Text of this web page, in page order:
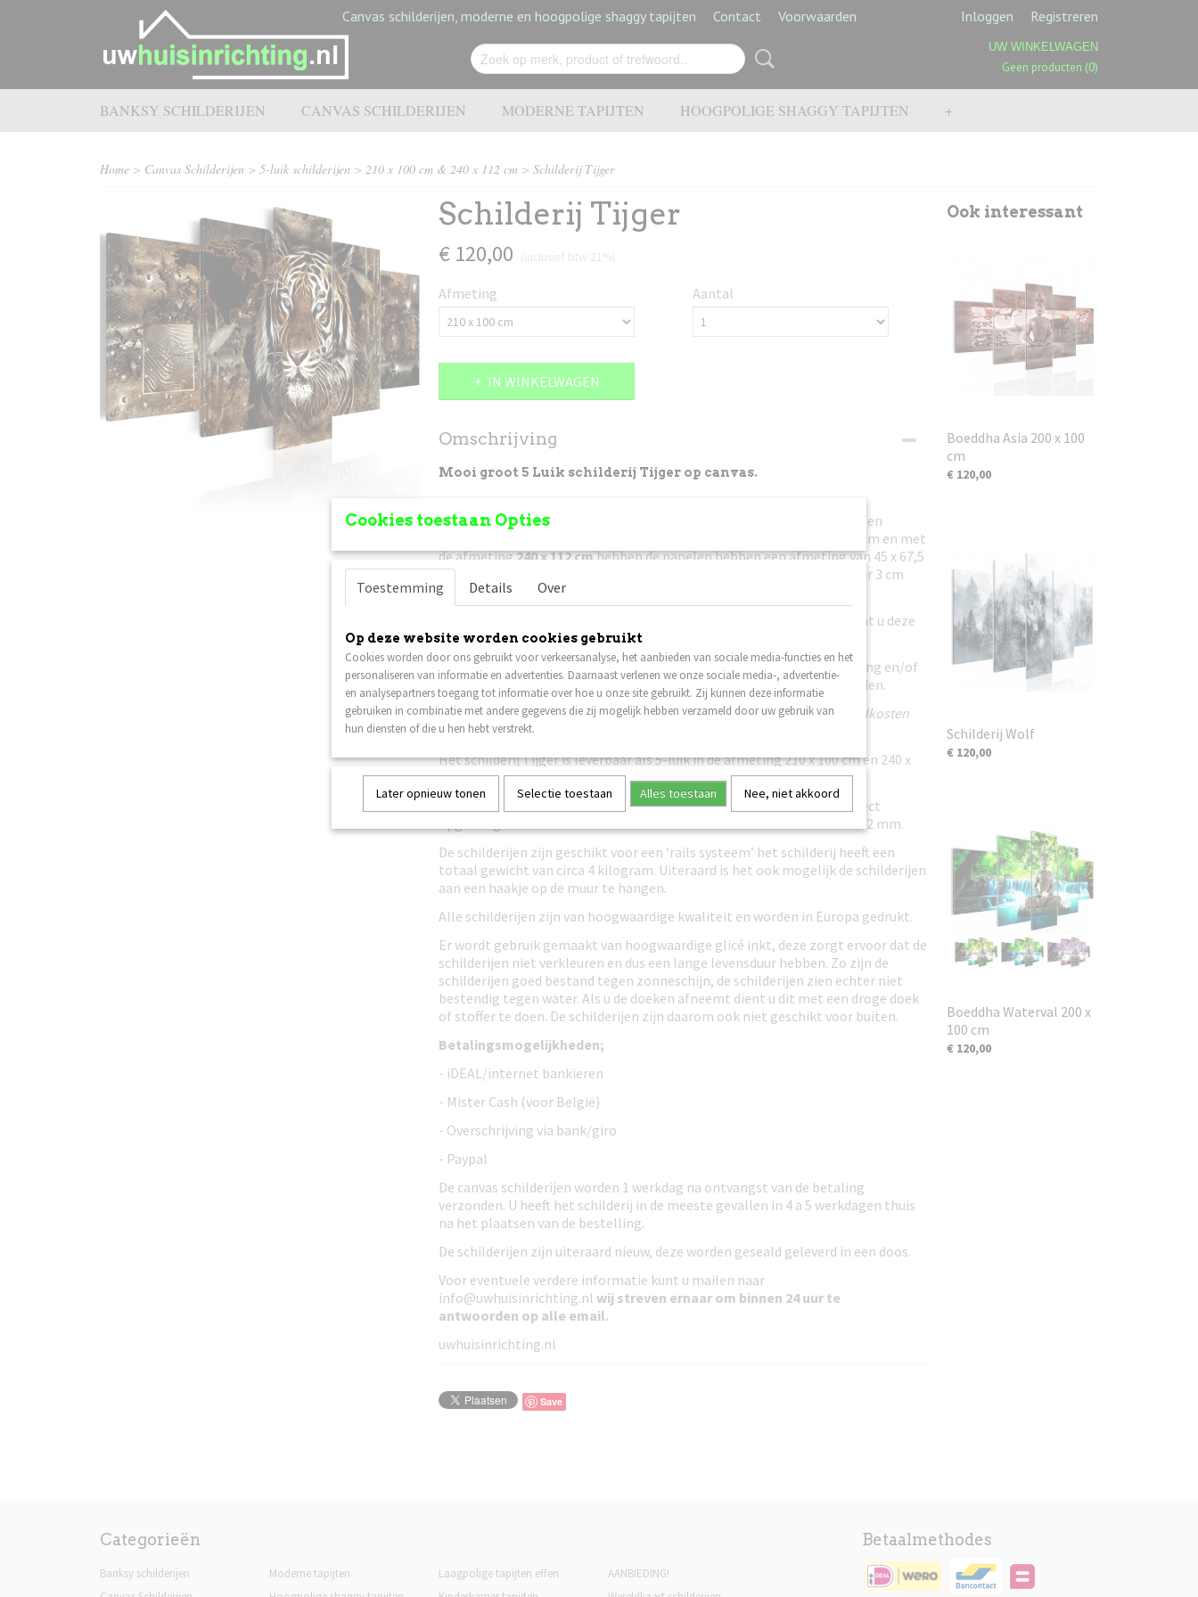
Canvas schilderijen, moderne en hoogpolige shaggy tapijten Contact Voorwaarden Inloggen Registreren
UW WINKELWAGEN
Geen producten (0)
BANKSY SCHILDERIJEN CANVAS SCHILDERIJEN MODERNE TAPIJTEN HOOGPOLIGE SHAGGY TAPIJTEN +
Home > Canvas Schilderijen > 5-luik schilderijen > 210 x 100 cm & 240 x 112 cm > Schilderij Tijger
Schilderij Tijger
€ 120,00
Afmeting Aantal
IN WINKELWAGEN
Omschrijving
Mooi groot 5 Luik schilderij Tijger op canvas.
De totale afmeting van het 5-luik is
, de panelen hebben een
afmeting van 40 x 60 cm, 40 x 80 cm, 40 x 100 cm, 40 x 80 cm en 40 x 60 cm en met
de afmeting240 x 112 cmhebben de panelen hebben een afmeting van 45 x 67,5
cm, 45 x 90 cm, 45 x 112,5 cm, 45 x 90 cm en 45 x 67,5 cm. U laat ongeveer 3 cm
tussen de panelen.
Mocht het canvas schilderij u niet bevallen kunt u deze
retour zenden en zal het bedrag retour gestort worden.
Prijs is incl. verzendkosten, het pakket is verzekerd tegen beschadiging en/of
vermissing. In dat geval krijgt u van ons een nieuw schilderij toegezonden.
Verzenden naar België is ook mogelijk, er worden ook hier geen verzendkosten
voor berekend. (andere Europese landen op aanvraag).
Het schilderij Tijger is leverbaar als 5-luik in de afmeting 210 x 100 cm en 240 x
112 cm.
De canvas doeken zijn gespannen om een houten frame en kunnen direct
opgehangen worden aan de muur. Het frame heeft een dikte van circa 12 mm.
De schilderijen zijn geschikt voor een ‘rails systeem’ het schilderij heeft een
totaal gewicht van circa 4 kilogram. Uiteraard is het ook mogelijk de schilderijen
aan een haakje op de muur te hangen.
Alle schilderijen zijn van hoogwaardige kwaliteit en worden in Europa gedrukt.
Er wordt gebruik gemaakt van hoogwaardige glicé inkt, deze zorgt ervoor dat de
schilderijen niet verkleuren en dus een lange levensduur hebben. Zo zijn de
schilderijen goed bestand tegen zonneschijn, de schilderijen zien echter niet
bestendig tegen water. Als u de doeken afneemt dient u dit met een droge doek
of stoffer te doen. De schilderijen zijn daarom ook niet geschikt voor buiten.
Betalingsmogelijkheden;
- iDEAL/internet bankieren
- Mister Cash (voor België)
- Overschrijving via bank/giro
- Paypal
De canvas schilderijen worden 1 werkdag na ontvangst van de betaling
verzonden. U heeft het schilderij in de meeste gevallen in 4 a 5 werkdagen thuis
na het plaatsen van de bestelling.
De schilderijen zijn uiteraard nieuw, deze worden geseald geleverd in een doos.
Voor eventuele verdere informatie kunt u mailen naar
info@uwhuisinrichting.nl wij streven ernaar om binnen 24 uur te
antwoorden op alle email.
uwhuisinrichting.nl
Save
Ook interessant
Boeddha Asia 200 x 100
cm
€ 120,00
Schilderij Wolf
€ 120,00
Boeddha Waterval 200 x
100 cm
€ 120,00
Categorieën
Banksy schilderijen
Moderne tapijten
Laagpolige tapijten effen
AANBIEDING!
Betaalmethodes
Cookies toestaan Opties
Toestemming Details Over
Op deze website worden cookies gebruikt
Cookies worden door ons gebruikt voor verkeersanalyse, het aanbieden van sociale media-functies en het
personaliseren van informatie en advertenties. Daarnaast verlenen we onze sociale media-, advertentie-
en analysepartners toegang tot informatie over hoe u onze site gebruikt. Zij kunnen deze informatie
gebruiken in combinatie met andere gegevens die zij mogelijk hebben verzameld door uw gebruik van
hun diensten of die u hen hebt verstrekt.
Later opnieuw tonen Selectie toestaan Alles toestaan Nee, niet akkoord